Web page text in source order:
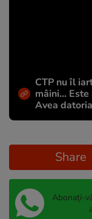
CTP nu îl
mâini...
Avea
Share
Abonați-